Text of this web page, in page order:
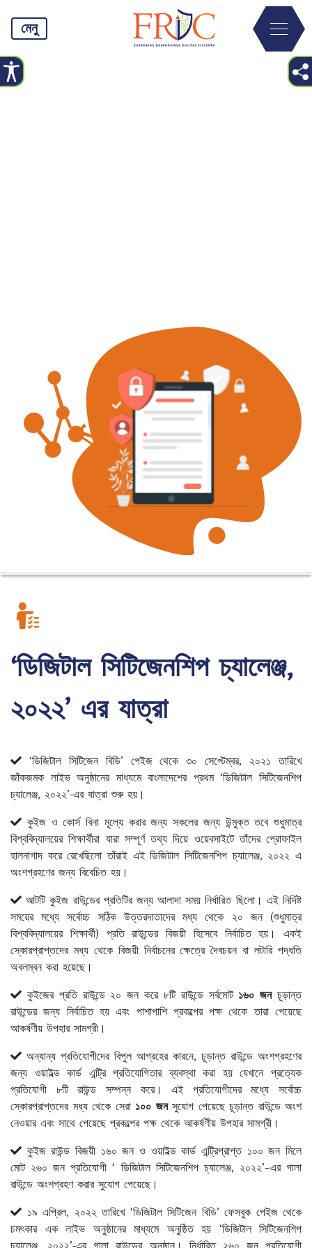
মেনু
‘ডিজিটাল সিটিজেনশিপ চ্যালেঞ্জ,
২০২২’ এর যাত্রা
‘ডিজিটাল সিটিজেন বিডি’ পেইজ থেকে ৩০ সেপ্টেম্বর, ২০২১ তারিখে
জাঁকজমক লাইভ অনুষ্ঠানের মাধ্যমে বাংলাদেশের প্রথম ‘ডিজিটাল সিটিজেনশিপ
চ্যালেঞ্জ, ২০২২’-এর যাত্রা শুরু হয়।
কুইজ ও কোর্স বিনা মূল্যে করার জন্য সকলের জন্য উন্মুক্ত তবে শুধুমাত্র
বিশ্ববিদ্যালয়ের শিক্ষার্থীরা যারা সম্পূর্ণ তথ্য দিয়ে ওয়েবসাইটে তাঁদের প্রোফাইল
হালনাগাদ করে রেখেছিলো তাঁরাই এই ডিজিটাল সিটিজেনশিপ চ্যালেঞ্জ, ২০২২ এ
অংশগ্রহণের জন্য বিবেচিত হয়।
আটটি কুইজ রাউন্ডের প্রতিটির জন্য আলাদা সময় নির্ধারিত ছিলো। এই নির্দিষ্ট
সময়ের মধ্যে সর্বোচ্চ সঠিক উত্তরদাতাদের মধ্য থেকে ২০ জন (শুধুমাত্র
বিশ্ববিদ্যালয়ের শিক্ষার্থী) প্রতি রাউন্ডের বিজয়ী হিসেবে নির্বাচিত হয়। একই
স্কোরপ্রাপ্তদের মধ্য থেকে বিজয়ী নির্বাচনের ক্ষেত্রে দৈবচয়ন বা লটারি পদ্ধতি
অবলম্বন করা হয়েছে।
কুইজের প্রতি রাউন্ডে ২০ জন করে ৮টি রাউন্ডে সর্বমোট ১৬০ জনচূড়ান্ত
রাউন্ডের জন্য নির্বাচিত হয় এবং পাশাপাশি প্রকল্পের পক্ষ থেকে তারা পেয়েছে
আকর্ষণীয় উপহার সামগ্রী।
অন্যান্য প্রতিযোগীদের বিপুল আগ্রহের কারনে, চূড়ান্ত রাউন্ডে অংশগ্রহণের
জন্য ওয়াইল্ড কার্ড এন্ট্রি প্রতিযোগিতার ব্যবস্থা করা হয় যেখানে প্রত্যেক
প্রতিযোগী ৮টি রাউন্ড সম্পন্ন করে। এই প্রতিযোগীদের মধ্যে সর্বোচ্চ
স্কোরপ্রাপ্তদের মধ্য থেকে সেরা ১০০ জনসুযোগ পেয়েছে চূড়ান্ত রাউন্ডে অংশ
নেওয়ার এবং সাথে পেয়েছে প্রকল্পের পক্ষ থেকে আকর্ষণীয় উপহার সামগ্রী।
কুইজ রাউন্ড বিজয়ী ১৬০ জন ও ওয়াইল্ড কার্ড এন্ট্রিপ্রাপ্ত ১০০ জন মিলে
মোট ২৬০ জন প্রতিযোগী ‘ ডিজিটাল সিটিজেনশিপ চ্যালেঞ্জ, ২০২২’–এর গালা
রাউন্ডে অংশগ্রহণ করার সুযোগ পেয়েছে।
১৯ এপ্রিল, ২০২২ তারিখে ‘ডিজিটাল সিটিজেন বিডি’ ফেসবুক পেইজ থেকে
চমৎকার এক লাইভ অনুষ্ঠানের মাধ্যমে অনুষ্ঠিত হয় ‘ডিজিটাল সিটিজেনশিপ